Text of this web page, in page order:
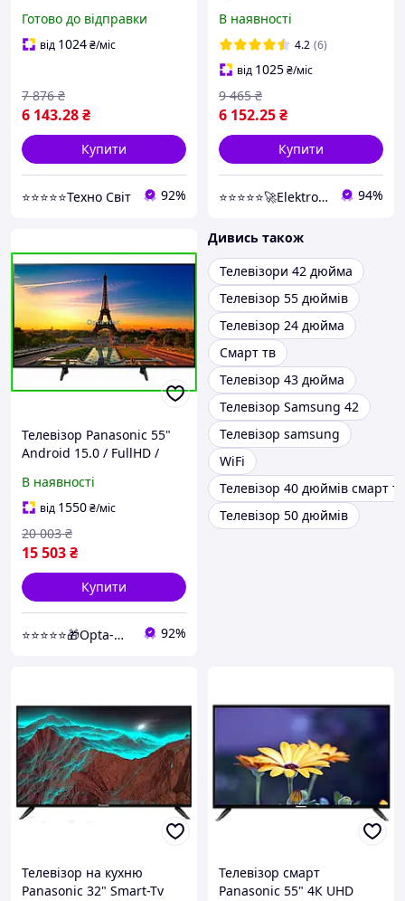
пульт
Готово до відправки
від 1024₴/міс
6 143.28₴
7 876 ₴
Купити
⭐⭐⭐⭐⭐Техно Світ 92%
Android 15.0)
В наявності
4.2 (6)
від 1025₴/міс
6 152.25₴
9 465 ₴
Купити
⭐⭐⭐⭐⭐🚀Elektroniki-net 94%
Телевізор Panasonic 55"
Android 15.0 / FullHD /
сучасне підключення
В наявності
від 1550₴/міс
15 503₴
20 003 ₴
Купити
⭐⭐⭐⭐⭐🎁Opta-Net 92%
Дивись також
Телевізори 42 дюйма
Телевізор 55 дюймів
Телевізор 24 дюйма
Смарт тв
Телевізор 43 дюйма
Телевізор Samsung 42
Телевізор samsung
WiFi
Телевізор 40 дюймів смарт тв
Телевізор 50 дюймів
Телевізор на кухню
Panasonic 32" Smart-Tv
Телевізор смарт
Panasonic 55" 4К UHD